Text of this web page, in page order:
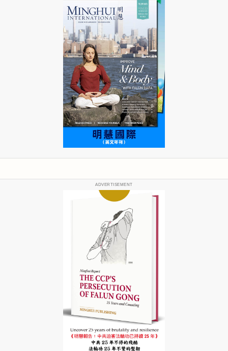
ADVERTISEMENT